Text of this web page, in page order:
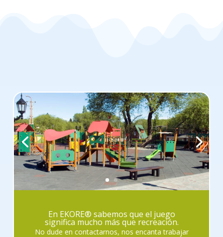
En EKORE® sabemos que el juego
significa mucho más que recreación.
No dude en contactarnos, nos encanta trabajar